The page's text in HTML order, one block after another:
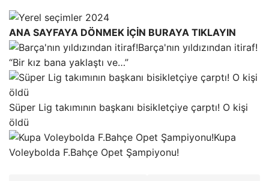
ANA SAYFAYA DÖNMEK İÇİN BURAYA TIKLAYIN
Barça'nın yıldızından itiraf!
“Bir kız bana yaklaştı ve…”
Süper Lig takımının başkanı bisikletçiye çarptı! O kişi
öldü
Kupa
Voleybolda F.Bahçe Opet Şampiyonu!